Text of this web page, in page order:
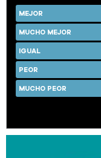
MEJOR
MUCHO MEJOR
IGUAL
PEOR
MUCHO PEOR